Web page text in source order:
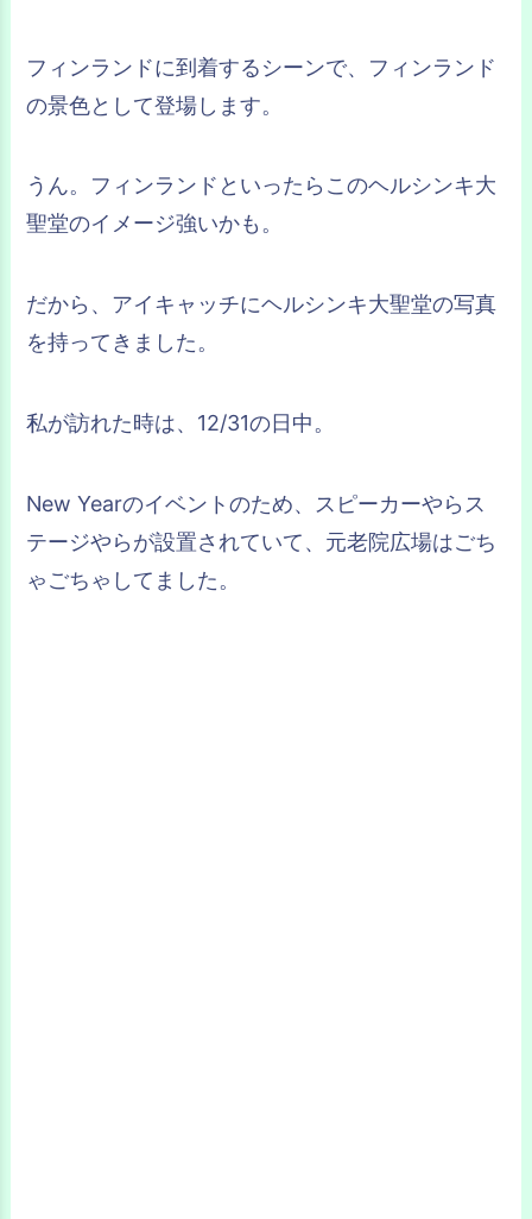
フィンランドに到着するシーンで、フィンランド
の景色として登場します。
うん。フィンランドといったらこのヘルシンキ大
聖堂のイメージ強いかも。
だから、アイキャッチにヘルシンキ大聖堂の写真
を持ってきました。
私が訪れた時は、12/31の日中。
New Yearのイベントのため、スピーカーやらス
テージやらが設置されていて、元老院広場はごち
ゃごちゃしてました。